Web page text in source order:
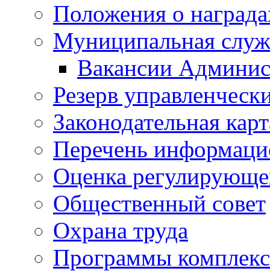
Положения о
Муниципальная
Вакансии
Резерв
Законодательная
Перечень
Оценка
Общественный совет
Охрана труда
Программы